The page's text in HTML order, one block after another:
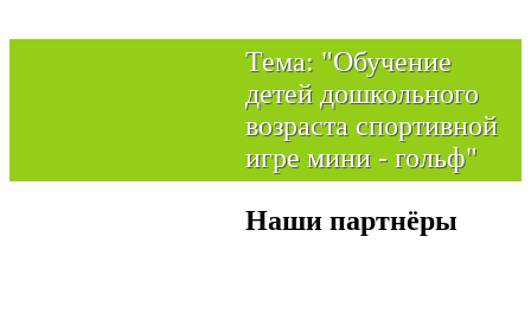
Тема: "Обучение
детей дошкольного
возраста спортивной
игре мини - гольф"
Наши партнёры